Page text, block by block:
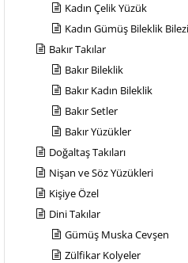
Kadın Çelik Yüzük
Kadın Gümüş Bileklik
Bakır Takılar
Bakır Bileklik
Bakır Kadın Bileklik
Bakır Setler
Bakır Yüzükler
Doğaltaş Takıları
Nişan ve Söz Yüzükleri
Kişiye Özel
Dini Takılar
Gümüş Muska Cevşen
Zülfikar Kolyeler